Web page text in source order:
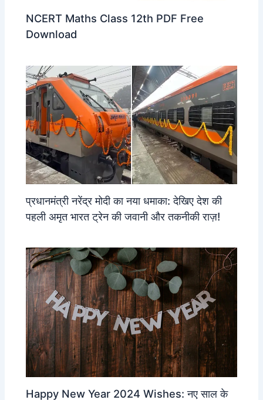
NCERT Maths Class 12th PDF Free
Download
प्रधानमंत्री नरेंद्र मोदी का नया धमाका: देखिए देश की
पहली अमृत भारत ट्रेन की जवानी और तकनीकी राज़!
Happy New Year 2024 Wishes: नए साल के